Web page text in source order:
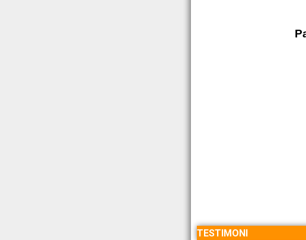
TESTIMONI